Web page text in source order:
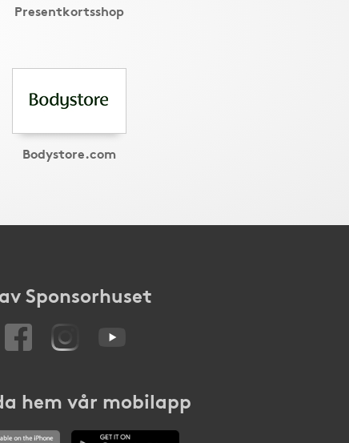
Presentkortsshop
Bodystore.com
Sponsorhuset
hem vår mobilapp